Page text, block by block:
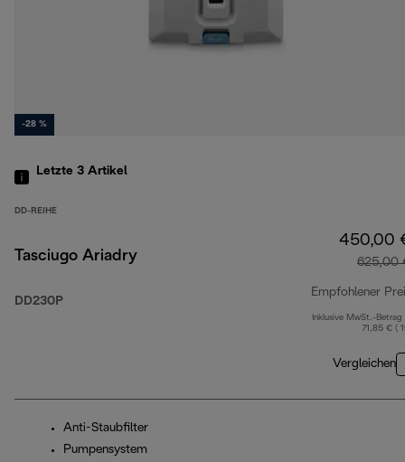
-28 %
Letzte 3 Artikel
DD-REIHE
Tasciugo Ariadry
DD230P
450,00
625,00
Empfohlener
Inklusive MwSt.-Betrag
71,85 € (
Vergleichen
Anti-Staubfilter
Pumpensystem